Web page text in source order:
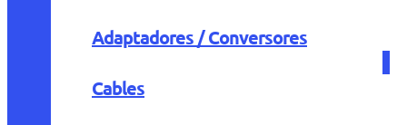
Adaptadores / Conversores
Cables